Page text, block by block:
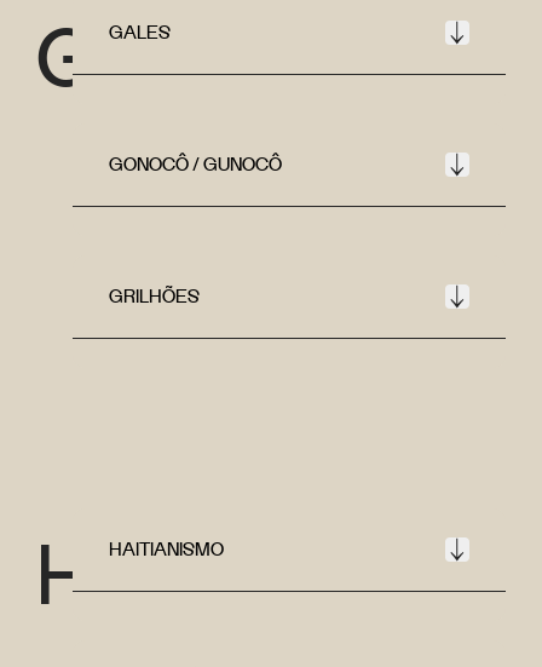
G GALES
GONOCÔ / GUNOCÔ
GRILHÕES
H HAITIANISMO